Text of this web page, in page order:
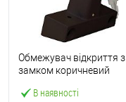
В наявності
Обмежувач відкриття з
замком коричневий